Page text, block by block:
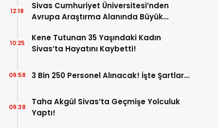
Sivas Cumhuriyet Üniversitesi’nden
Avrupa Araştırma Alanında Büyük
12:18
Kene Tutunan 35 Yaşındaki Kadın
Sivas’ta Hayatını Kaybetti!
10:25
3 Bin 250 Personel Alınacak! İşte Şartlar…
09:58
Taha Akgül Sivas’ta Geçmişe Yolculuk
Yaptı!
09:38